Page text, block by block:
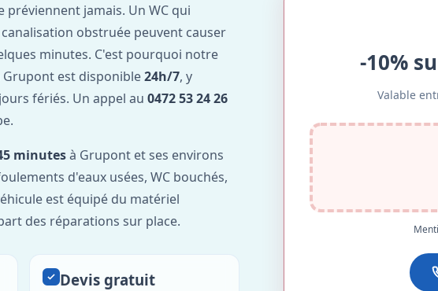
préviennent jamais. Un WC qui
obstruée peuvent causer
minutes. C'est pourquoi notre
Grupont est disponible24h/7, y
fériés. Un appel au 0472 53 24 26
minutesà Grupont et ses environs
d'eaux usées, WC bouchés,
est équipé du matériel
des réparations sur place.
Devis gratuit
-10%
Valable